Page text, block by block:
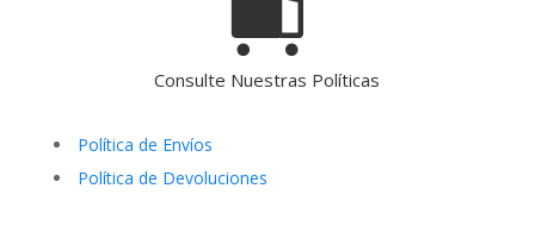
Consulte Nuestras Políticas
Política de Envíos
Política de Devoluciones